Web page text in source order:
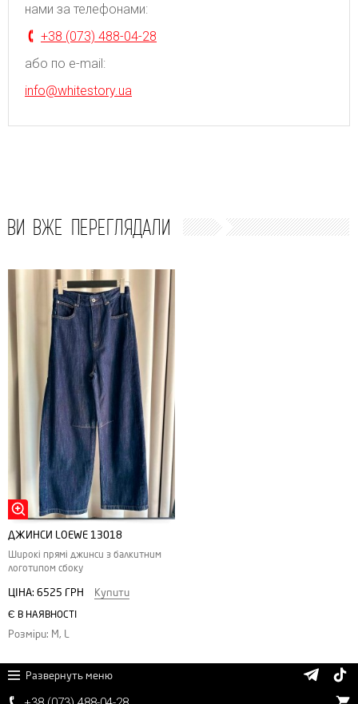
нами за телефонами:
+38 (073) 488-04-28
або по e-mail:
info@whitestory.ua
ВИ ВЖЕ ПЕРЕГЛЯДАЛИ
ДЖИНСИ LOEWE 13018
Широкі прямі джинси з балкитним
логотипом сбоку
ЦІНА: 6525 ГРН Купити
Є В НАЯВНОСТІ
Розміри: M, L
Развернуть меню